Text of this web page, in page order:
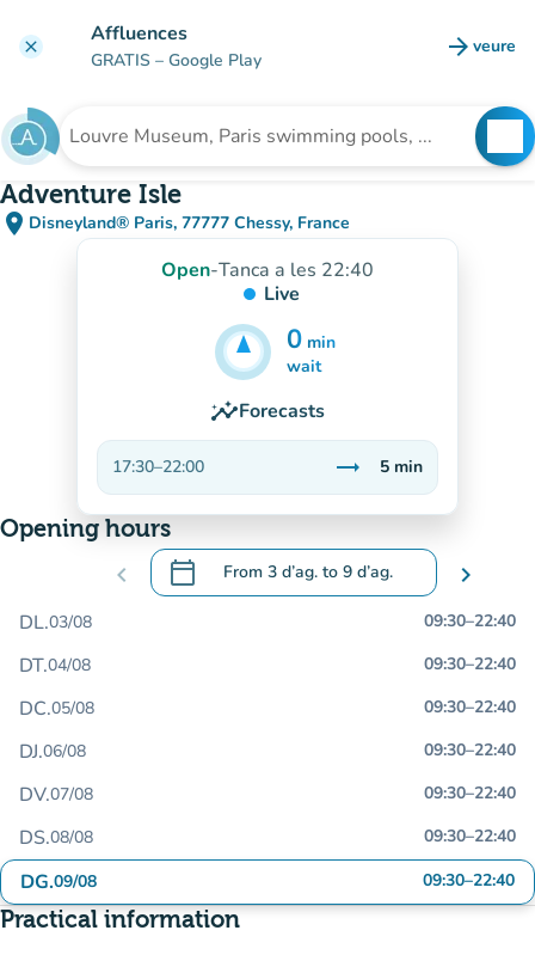
clear Affluences
GRATIS – Google Play arrow_forward veure
(new
Search for an institution
Adventure Isle
place Disneyland® Paris, 77777 Chessy, France
(open in Google Maps)
(new tab)
Open-Tanca a les 22:40
Live
0 min
5min
wait
insightsForecasts
17:30–22:00 trending_flat
Stable
5 min
Opening hours
chevron_left calendar_today From 3 d’ag. to 9 d’ag.
.Open the calendar to change dates
chevron_right
DL.03/08 09:30–22:40
DT.04/08 09:30–22:40
DC.05/08 09:30–22:40
DJ.06/08 09:30–22:40
DV.07/08 09:30–22:40
DS.08/08 09:30–22:40
DG.09/08 09:30–22:40
Practical information